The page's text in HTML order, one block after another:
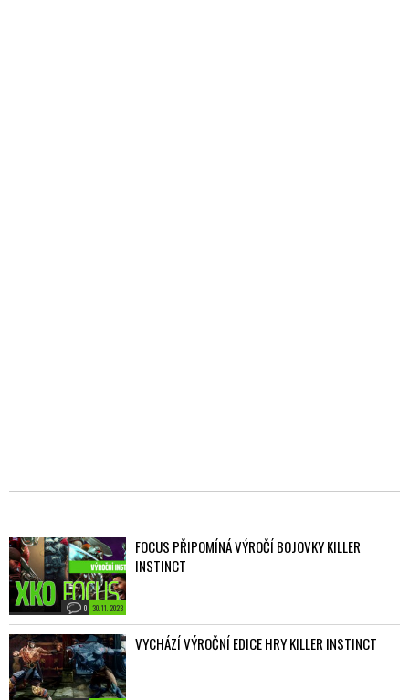
30. 11. 2023
0
FOCUS PŘIPOMÍNÁ VÝROČÍ BOJOVKY KILLER
INSTINCT
VYCHÁZÍ VÝROČNÍ EDICE HRY KILLER INSTINCT